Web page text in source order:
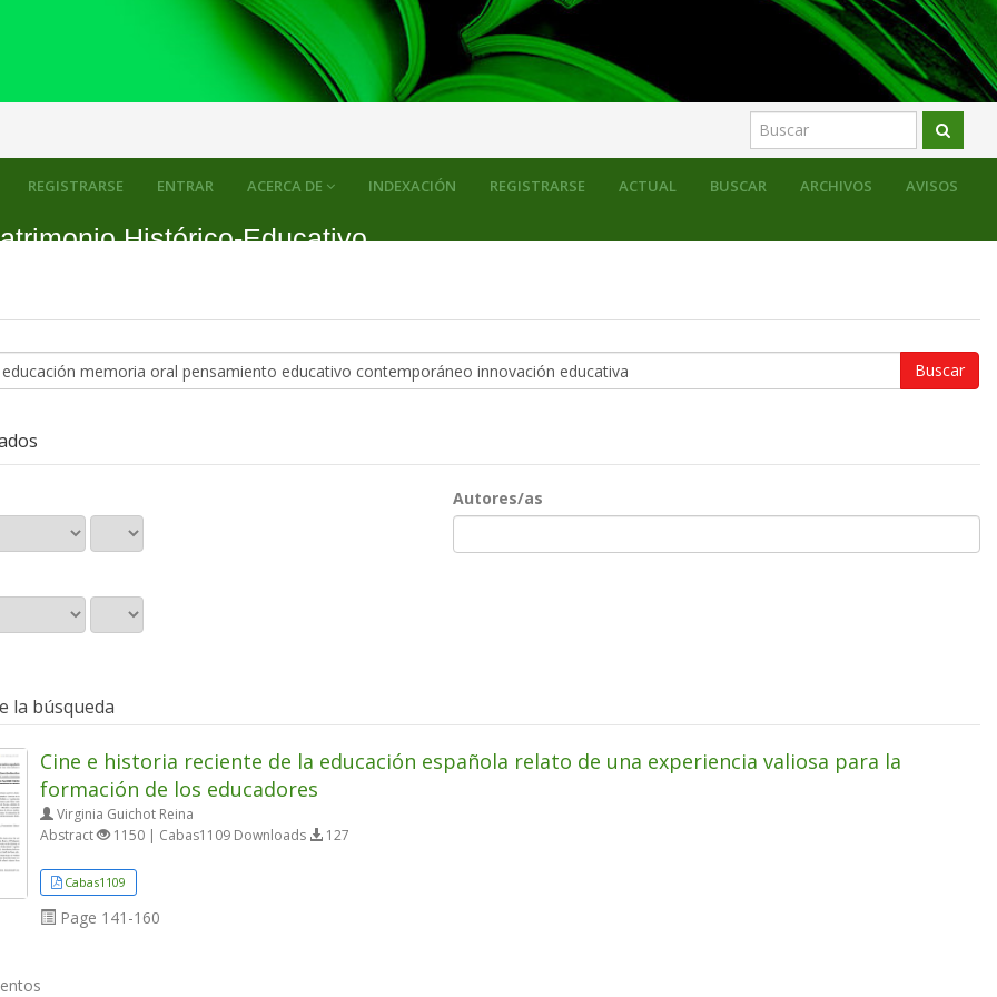
ACERCA DE INDEXACIÓN REGISTRARSE ACTUAL BUSCAR ARCHIVOS AVISOS
REGISTRARSE ENTRAR
Histórico-Educativo
Autores/as
la búsqueda
Cine e historia reciente de la educación española relato de una experiencia valiosa para la
formación de los educadores
Virginia Guichot Reina
Abstract
1150 | Cabas1109 Downloads 127
Cabas1109
Page 141-160